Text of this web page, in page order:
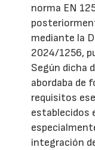
norma EN
mediante la
2024/1256,
Según dicha
abordaba de
requisitos
establecidos
integración